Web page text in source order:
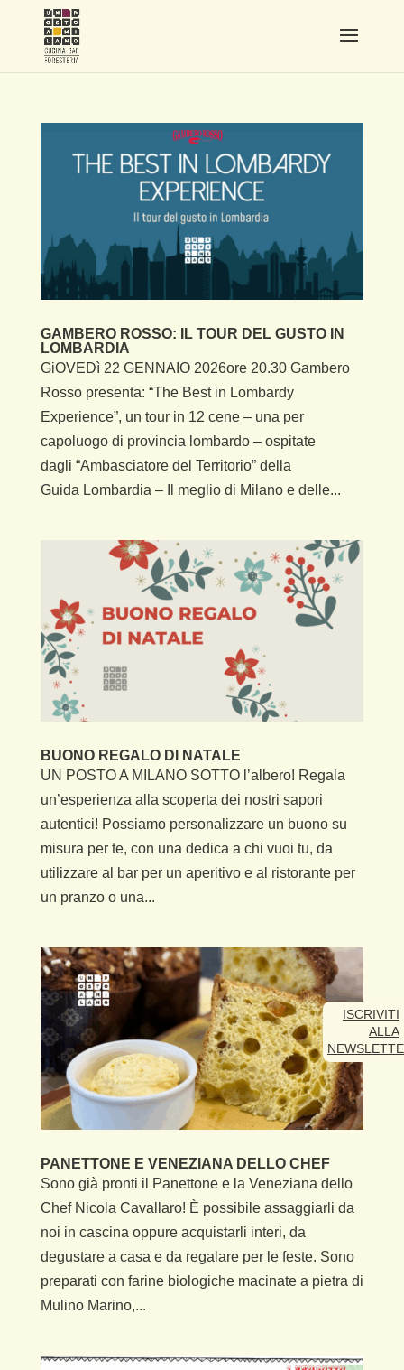
GAMBERO ROSSO: IL TOUR DEL GUSTO IN
LOMBARDIA
GiOVEDì 22 GENNAIO 2026ore 20.30 Gambero
Rosso presenta: “The Best in Lombardy
Experience”, un tour in 12 cene – una per
capoluogo di provincia lombardo – ospitate
dagli “Ambasciatore del Territorio” della
Guida Lombardia – Il meglio di Milano e delle...
BUONO REGALO DI NATALE
UN POSTO A MILANO SOTTO l’albero! Regala
un’esperienza alla scoperta dei nostri sapori
autentici! Possiamo personalizzare un buono su
misura per te, con una dedica a chi vuoi tu, da
utilizzare al bar per un aperitivo e al ristorante per
un pranzo o una...
PANETTONE E VENEZIANA DELLO CHEF
Sono già pronti il Panettone e la Veneziana dello
Chef Nicola Cavallaro! È possibile assaggiarli da
noi in cascina oppure acquistarli interi, da
degustare a casa e da regalare per le feste. Sono
preparati con farine biologiche macinate a pietra di
Mulino Marino,...
ISCRIVITI
ALLA